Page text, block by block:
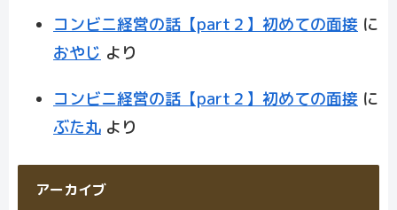
コンビニ経営の話【part２】初めての面接 に
おやじ より
コンビニ経営の話【part２】初めての面接 に
ぶた丸 より
アーカイブ